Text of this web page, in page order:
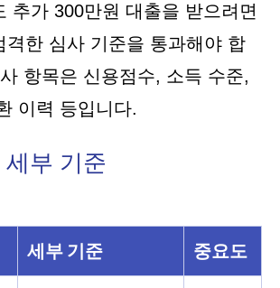
추가 300만원 대출을 받으려면
격한 심사 기준을 통과해야 합
항목은 신용점수, 소득 수준,
이력 등입니다.
부 기준
세부 기준 중요도